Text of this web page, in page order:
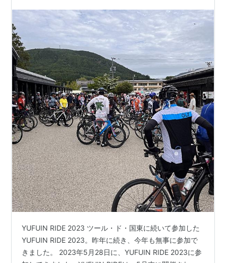
YUFUIN RIDE 2023 ツール・ド・国東に続いて参加した
YUFUIN RIDE 2023。昨年に続き、今年も無事に参加で
きました。 2023年5月28日に、YUFUIN RIDE 2023に参